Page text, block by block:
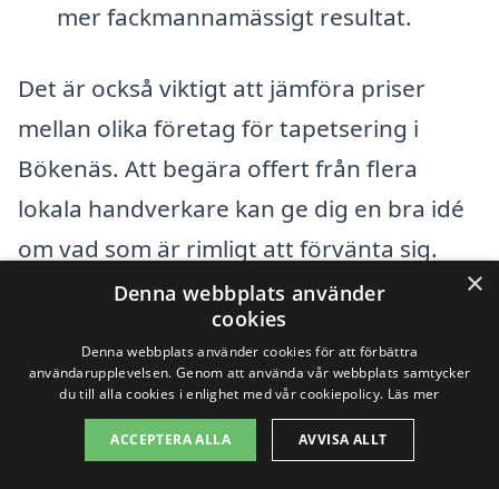
mer fackmannamässigt resultat.
Det är också viktigt att jämföra priser
mellan olika företag för tapetsering i
Bökenäs. Att begära offert från flera
lokala handverkare kan ge dig en bra idé
om vad som är rimligt att förvänta sig.
Genom att använda vår plattform kan du
enkelt få erbjudanden från olika experter i
området, vilket gör att du kan hitta det
bästa priset och få hjälp av kvalificerade
yrkespersoner.
×
Denna webbplats använder
cookies
Denna webbplats använder cookies för att förbättra
användarupplevelsen. Genom att använda vår webbplats samtycker
du till alla cookies i enlighet med vår cookiepolicy. Läs mer
ACCEPTERA ALLA AVVISA ALLT